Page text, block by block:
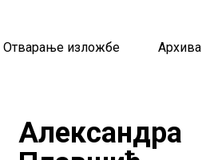
Отварање изложбе Архива
Александра